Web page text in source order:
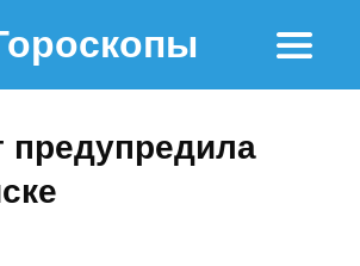
предупредила